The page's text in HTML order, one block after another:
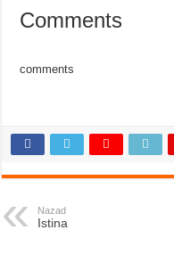
Comments
comments
Nazad
Istina